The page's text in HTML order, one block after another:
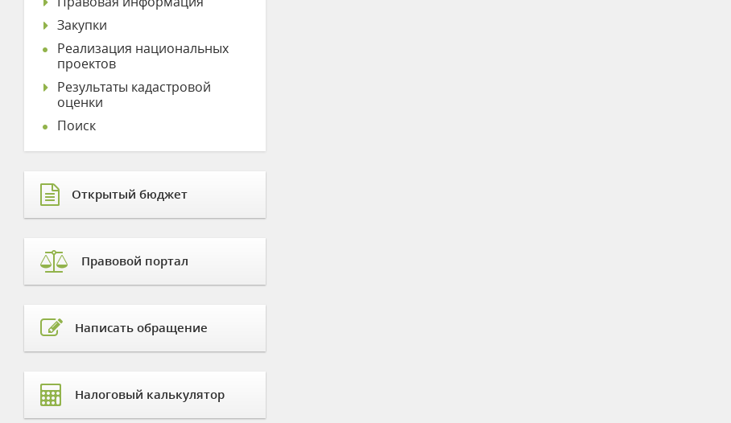
Закупки
Реализация национальных
проектов
Результаты кадастровой
оценки
Поиск
Открытый бюджет
Правовой портал
Написать обращение
Налоговый калькулятор